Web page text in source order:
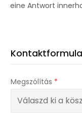
eine Antwort
Megszólítás *